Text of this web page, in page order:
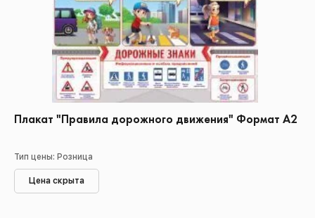
Плакат "Правила дорожного движения" Формат А2
Тип цены: Розница
Цена скрыта